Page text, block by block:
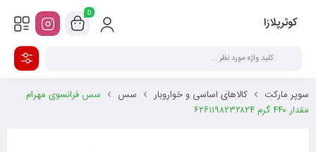
کوثرپلازا
0
سوپر مارکت کالاهای اساسی و خواروبار سس
سس فرانسوی مهرام
مقدار ۴۴۰ گرم ۶۲۶۱۱۹۸۲۳۲۸۲۴